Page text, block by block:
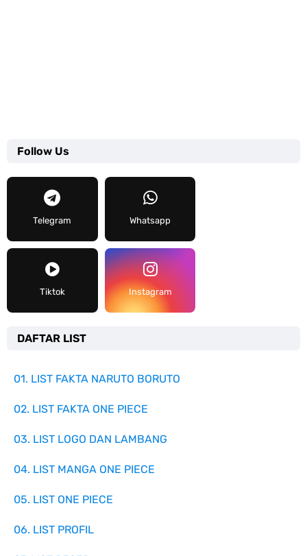
Follow Us
Telegram Whatsapp
Tiktok Instagram
DAFTAR LIST
01. LIST FAKTA NARUTO BORUTO
02. LIST FAKTA ONE PIECE
03. LIST LOGO DAN LAMBANG
04. LIST MANGA ONE PIECE
05. LIST ONE PIECE
06. LIST PROFIL